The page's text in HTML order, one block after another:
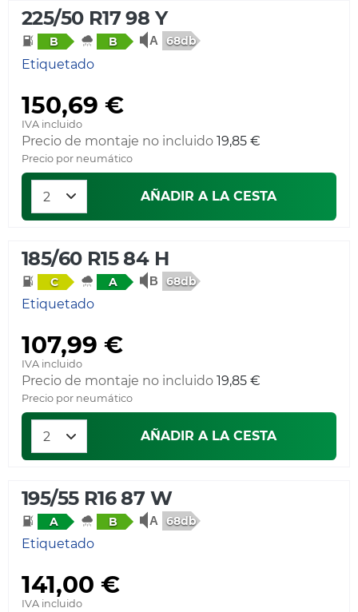
225/50 R17 98 Y
B B 68db
Etiquetado
150,69 €
IVA incluido
Precio de montaje no incluido 19,85 €
Precio por neumático
AÑADIR A LA CESTA
185/60 R15 84 H
C A 68db
Etiquetado
107,99 €
IVA incluido
Precio de montaje no incluido 19,85 €
Precio por neumático
AÑADIR A LA CESTA
195/55 R16 87 W
A B 68db
Etiquetado
141,00 €
IVA incluido